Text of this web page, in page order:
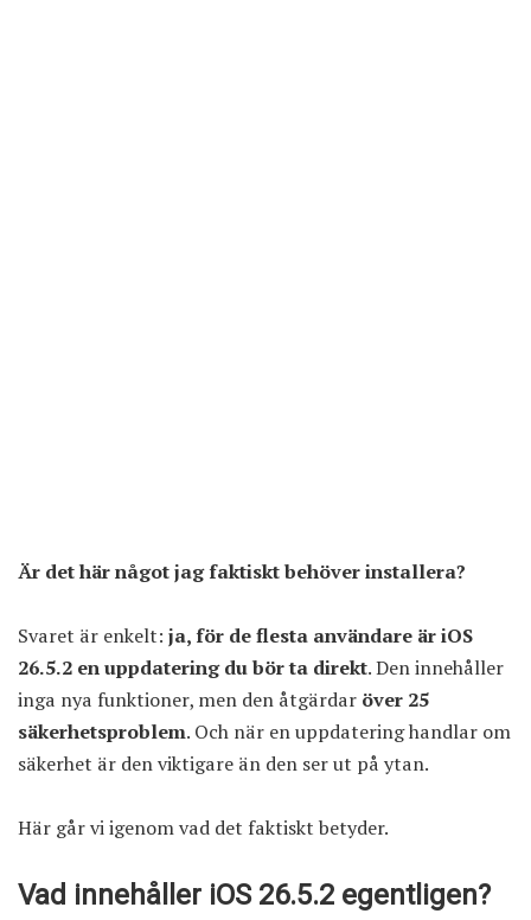
Är det här något jag faktiskt behöver installera?
Svaret är enkelt: ja, för de flesta användare är iOS
26.5.2 en uppdatering du bör ta direkt. Den innehåller
inga nya funktioner, men den åtgärdar över 25
säkerhetsproblem. Och när en uppdatering handlar om
säkerhet är den viktigare än den ser ut på ytan.
Här går vi igenom vad det faktiskt betyder.
Vad innehåller iOS 26.5.2 egentligen?